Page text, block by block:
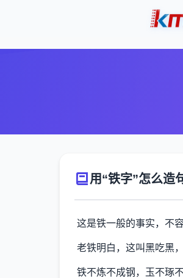
用“铁字”怎么造
这是铁一般的事实，不容
老铁明白，这叫黑吃黑
铁不炼不成钢，玉不琢不